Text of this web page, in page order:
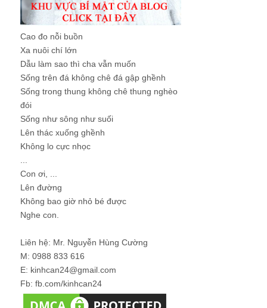
Cao đo nỗi buồn
Xa nuôi chí lớn
Dẫu làm sao thì cha vẫn muốn
Sống trên đá không chê đá gập ghềnh
Sống trong thung không chê thung nghèo
đói
Sống như sông như suối
Lên thác xuống ghềnh
Không lo cực nhọc
Con ơi, ...
Lên đường
Không bao giờ nhỏ bé được
Nghe con.
Liên hệ: Mr. Nguyễn Hùng Cường
M: 0988 833 616
E: kinhcan24@gmail.com
Fb: fb.com/kinhcan24